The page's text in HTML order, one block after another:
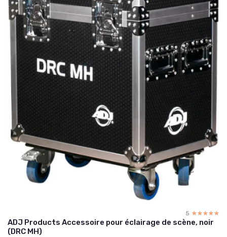
5 ☆☆☆☆☆
★★★★★
ADJ Products Accessoire pour éclairage de scène, noir
(DRC MH)